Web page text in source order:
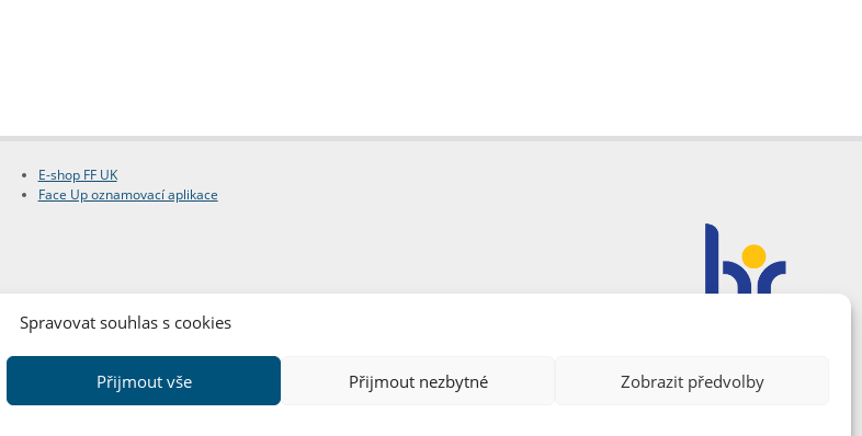
Spravovat souhlas s cookies
Přijmout vše Přijmout nezbytné Zobrazit předvolby
E-shop FF UK
Face Up oznamovací aplikace